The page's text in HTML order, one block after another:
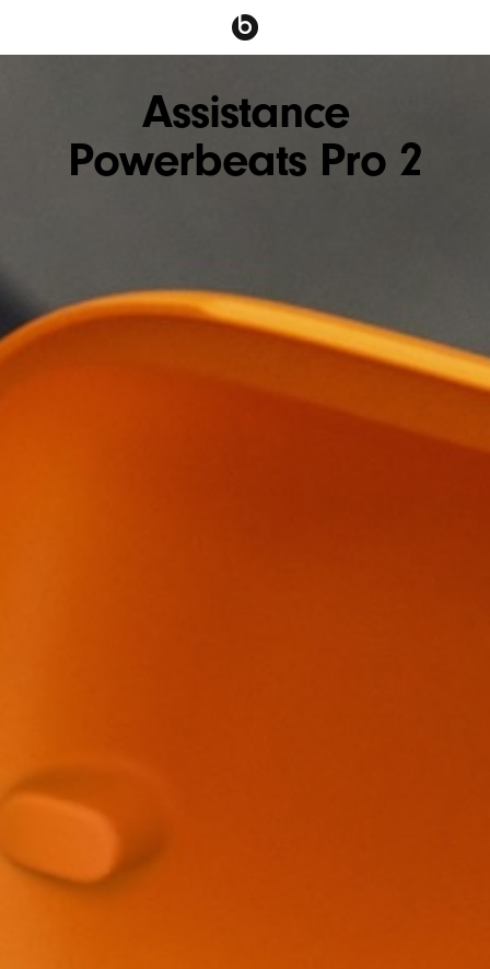
Assistance
Powerbeats Pro 2